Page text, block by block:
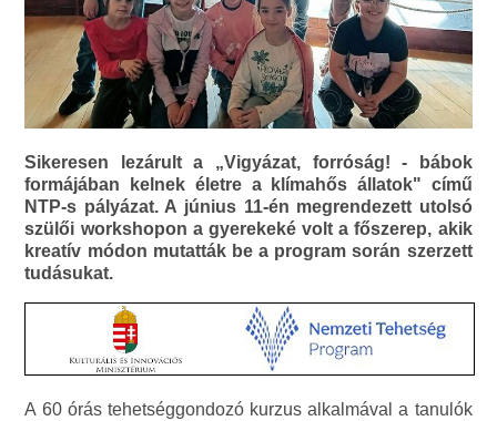
Sikeresen lezárult a „Vigyázat, forróság! - bábok
formájában kelnek életre a klímahős állatok" című
NTP-s pályázat. A június 11-én megrendezett utolsó
szülői workshopon a gyerekeké volt a főszerep, akik
kreatív módon mutatták be a program során szerzett
tudásukat.
A 60 órás tehetséggondozó kurzus alkalmával a tanulók